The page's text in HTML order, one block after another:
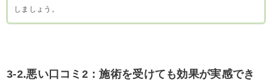
しましょう。
3-2.悪い口コミ2：施術を受けても効果が実感でき